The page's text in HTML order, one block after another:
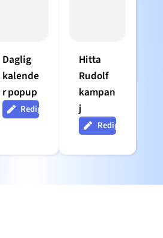
Daglig
kalende
r popup
Redigera
Hitta
Rudolf
kampan
j
Redigera